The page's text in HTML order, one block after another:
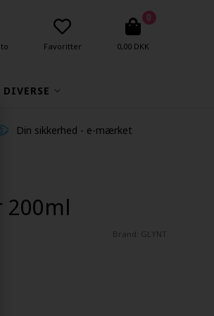
Favoritter
0
0,00 DKK
DIVERSE
Din sikkerhed - e-mærket
200ml
Brand: GLYNT